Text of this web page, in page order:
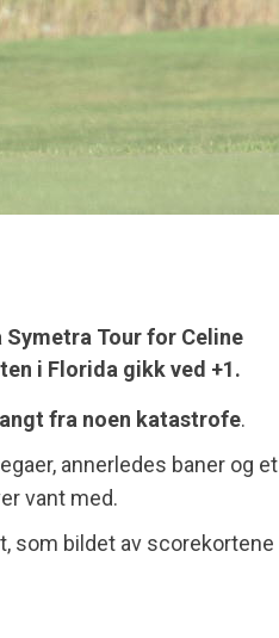
Tour for Celine
i Florida gikk ved +1.
langt fra noen katastrofe.
annerledes baner og et
vant med.
som bildet av scorekortene